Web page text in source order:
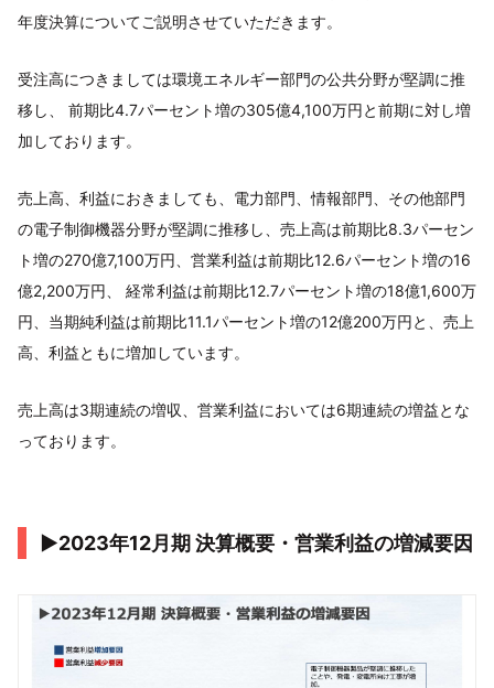
年度決算についてご説明させていただきます。
受注高につきましては環境エネルギー部門の公共分野が堅調に推
移し、 前期比4.7パーセント増の305億4,100万円と前期に対し増
加しております。
売上高、利益におきましても、電力部門、情報部門、その他部門
の電子制御機器分野が堅調に推移し、売上高は前期比8.3パーセン
ト増の270億7,100万円、営業利益は前期比12.6パーセント増の16
億2,200万円、 経常利益は前期比12.7パーセント増の18億1,600万
円、当期純利益は前期比11.1パーセント増の12億200万円と、売上
高、利益ともに増加しています。
売上高は3期連続の増収、営業利益においては6期連続の増益とな
っております。
▶2023年12月期 決算概要・営業利益の増減要因